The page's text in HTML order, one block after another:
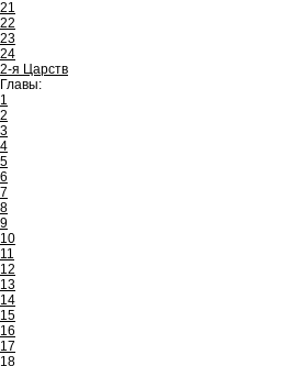
21
22
23
24
2-я Царств
Главы:
1
2
3
4
5
6
7
8
9
10
11
12
13
14
15
16
17
18